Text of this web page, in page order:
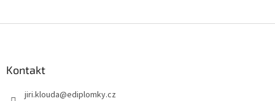
Kontakt
jiri.klouda@ediplomky.cz